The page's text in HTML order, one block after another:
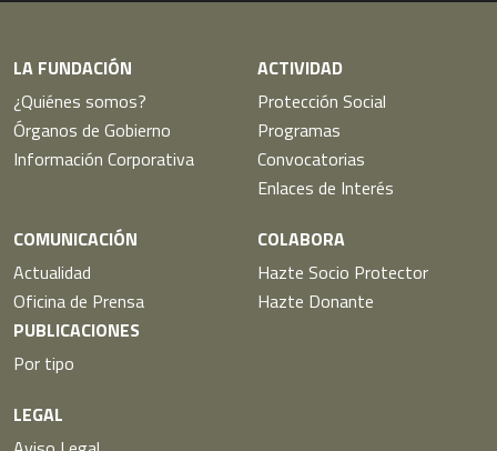
LA FUNDACIÓN
¿Quiénes somos?
Órganos de Gobierno
Información Corporativa
ACTIVIDAD
Protección Social
Programas
Convocatorias
Enlaces de Interés
COMUNICACIÓN
Actualidad
Oficina de Prensa
PUBLICACIONES
Por tipo
COLABORA
Hazte Socio Protector
Hazte Donante
LEGAL